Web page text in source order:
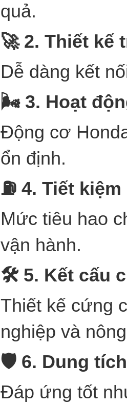
quả.
🚀2. Thiết kế
Dễ dàng kết
🌬 3. Hoạt
Động cơ
ổn định.
⛽ 4. Tiết
Mức tiêu hao
vận hành.
🛠 5. Kết cấu
Thiết kế cứng
nghiệp và
🛡 6. Dung
Đáp ứng tốt